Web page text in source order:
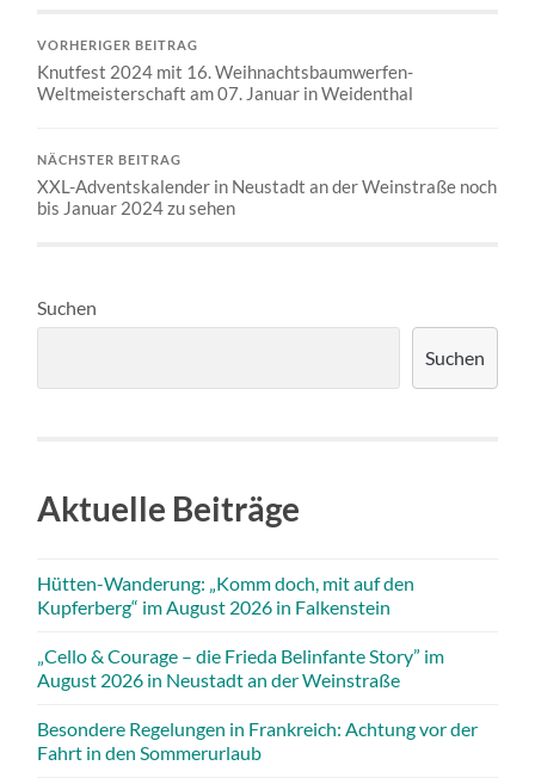
VORHERIGER BEITRAG
Knutfest 2024 mit 16. Weihnachtsbaumwerfen-
Weltmeisterschaft am 07. Januar in Weidenthal
NÄCHSTER BEITRAG
XXL-Adventskalender in Neustadt an der Weinstraße noch
bis Januar 2024 zu sehen
Suchen
Suchen
Aktuelle Beiträge
Hütten-Wanderung: „Komm doch, mit auf den
Kupferberg“ im August 2026 in Falkenstein
„Cello & Courage – die Frieda Belinfante Story” im
August 2026 in Neustadt an der Weinstraße
Besondere Regelungen in Frankreich: Achtung vor der
Fahrt in den Sommerurlaub